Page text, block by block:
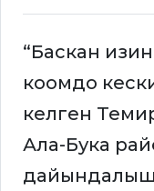
“Баскан
коомдо
келген
Ала-Бука